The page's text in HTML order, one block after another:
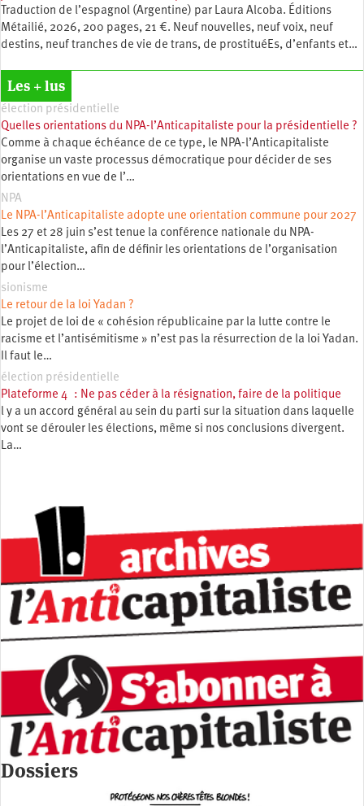
Traduction de l’espagnol (Argentine) par Laura Alcoba. Éditions
Métailié, 2026, 200 pages, 21 €. Neuf nouvelles, neuf voix, neuf
destins, neuf tranches de vie de trans, de prostituéEs, d’enfants et…
Les + lus
élection présidentielle
Quelles orientations du NPA-l’Anticapitaliste pour la présidentielle ?
Comme à chaque échéance de ce type, le NPA-l’Anticapitaliste
organise un vaste processus démocratique pour décider de ses
orientations en vue de l’…
NPA
Le NPA-l’Anticapitaliste adopte une orientation commune pour 2027
Les 27 et 28 juin s’est tenue la conférence nationale du NPA-
l’Anticapitaliste, afin de définir les orientations de l’organisation
pour l’élection…
sionisme
Le retour de la loi Yadan ?
Le projet de loi de « cohésion républicaine par la lutte contre le
racisme et l’antisémitisme » n’est pas la résurrection de la loi Yadan.
Il faut le…
élection présidentielle
Plateforme 4 : Ne pas céder à la résignation, faire de la politique
l y a un accord général au sein du parti sur la situation dans laquelle
vont se dérouler les élections, même si nos conclusions divergent.
La…
Dossiers